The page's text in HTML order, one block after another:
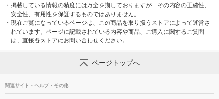
・ 掲載している情報の精度には万全を期しておりますが、その内容の正確性、
安全性、有用性を保証するものではありません。
・ 現在ご覧になっているページは、この商品を取り扱うストアによって運営さ
れています。ページに記載されている内容や商品、ご購入に関するご質問
は、直接各ストアにお問い合わせください。
ページトップへ
関連サイト・ヘルプ・その他